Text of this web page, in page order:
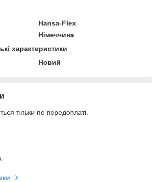
Hansa-Flex
Німеччина
характеристики
Новий
тільки по передоплаті.